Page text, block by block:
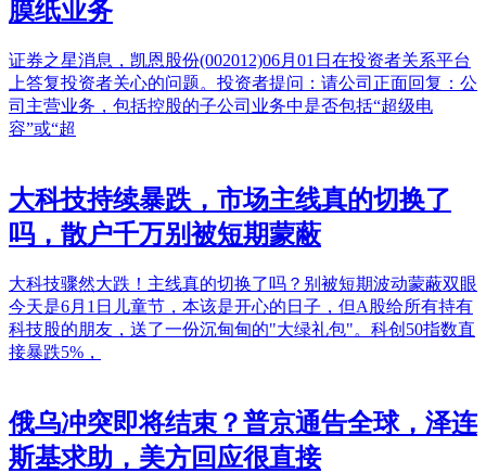
膜纸业务
证券之星消息，凯恩股份(002012)06月01日在投资者关系平台
上答复投资者关心的问题。投资者提问：请公司正面回复：公
司主营业务，包括控股的子公司业务中是否包括“超级电
容”或“超
大科技持续暴跌，市场主线真的切换了
吗，散户千万别被短期蒙蔽
大科技骤然大跌！主线真的切换了吗？别被短期波动蒙蔽双眼
今天是6月1日儿童节，本该是开心的日子，但A股给所有持有
科技股的朋友，送了一份沉甸甸的"大绿礼包"。科创50指数直
接暴跌5%，
俄乌冲突即将结束？普京通告全球，泽连
斯基求助，美方回应很直接